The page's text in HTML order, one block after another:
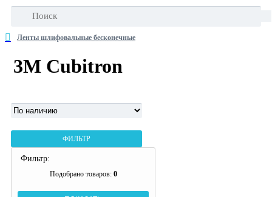
Ленты шлифовальные бесконечные
3М Cubitron
ФИЛЬТР
Фильтр:
Подобрано товаров: 0